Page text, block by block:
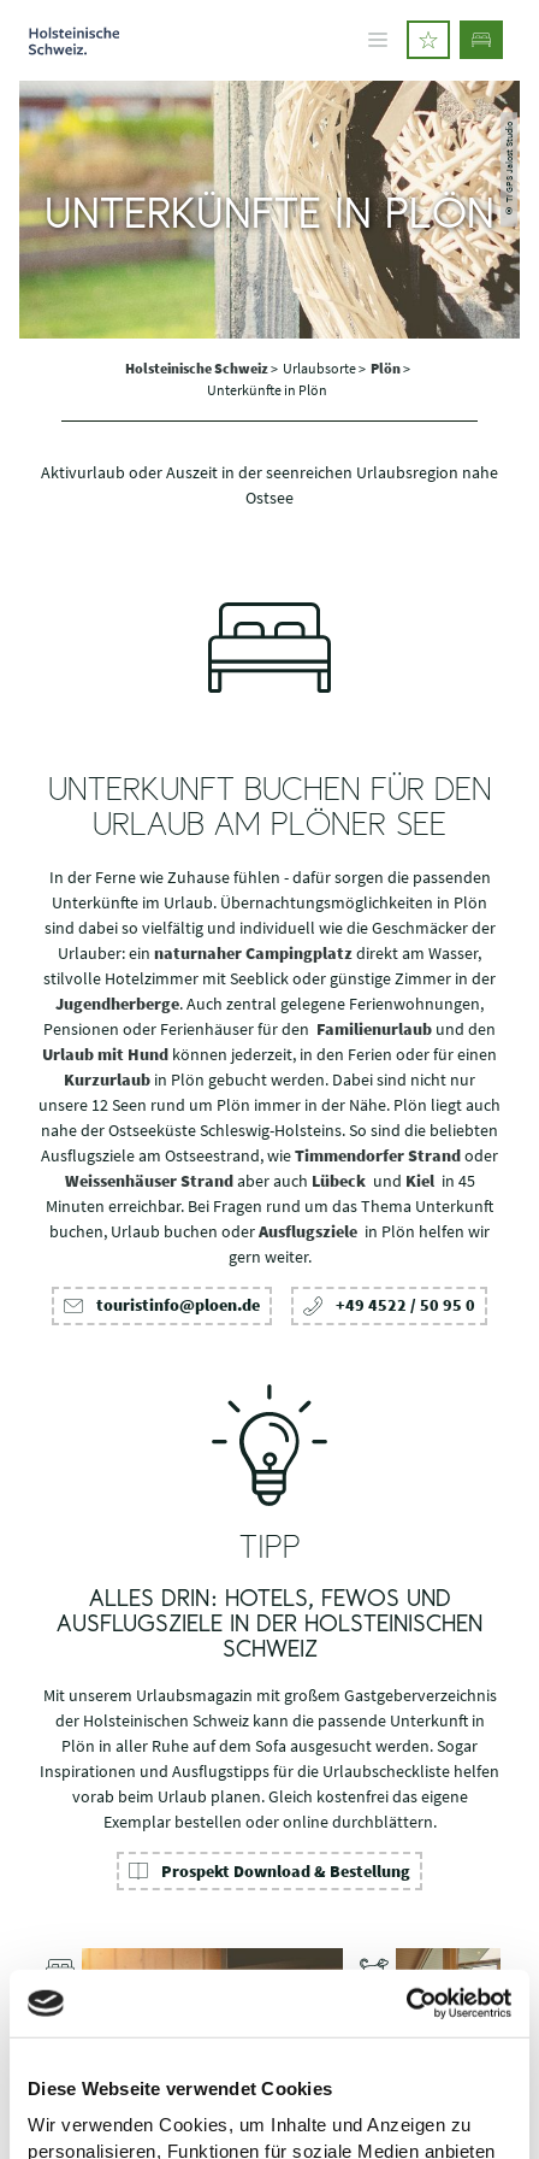
Diese Webseite verwendet Cookies
Wir verwenden Cookies, um Inhalte und Anzeigen zu
personalisieren, Funktionen für soziale Medien anbieten
© TI GPS Jalost Studio
UNTERKÜNFTE IN PLÖN
Holsteinische Schweiz> Urlaubsorte > Plön>
Unterkünfte in Plön
Aktivurlaub oder Auszeit in der seenreichen Urlaubsregion nahe
Ostsee
UNTERKUNFT BUCHEN FÜR DEN
URLAUB AM PLÖNER SEE
In der Ferne wie Zuhause fühlen - dafür sorgen die passenden
Unterkünfte im Urlaub. Übernachtungsmöglichkeiten in Plön
sind dabei so vielfältig und individuell wie die Geschmäcker der
Urlauber: ein naturnaher Campingplatzdirekt am Wasser,
stilvolle Hotelzimmer mit Seeblick oder günstige Zimmer in der
Jugendherberge. Auch zentral gelegene Ferienwohnungen,
Pensionen oder Ferienhäuser für den Familienurlaub und den
Urlaub mit Hund können jederzeit, in den Ferien oder für einen
Kurzurlaub in Plön gebucht werden. Dabei sind nicht nur
unsere 12 Seen rund um Plön immer in der Nähe. Plön liegt auch
nahe der Ostseeküste Schleswig-Holsteins. So sind die beliebten
Ausflugsziele am Ostseestrand, wieTimmendorfer Strandoder
Weissenhäuser Strandaber auch Lübeck und Kiel in 45
Minuten erreichbar. Bei Fragen rund um das Thema Unterkunft
buchen, Urlaub buchen oderAusflugsziele in Plön helfen wir
gern weiter.
touristinfo@ploen.de +49 4522 / 50 95 0
TIPP
ALLES DRIN: HOTELS, FEWOS UND
AUSFLUGSZIELE IN DER HOLSTEINISCHEN
SCHWEIZ
Mit unserem Urlaubsmagazin mit großem Gastgeberverzeichnis
der Holsteinischen Schweiz kann die passende Unterkunft in
Plön in aller Ruhe auf dem Sofa ausgesucht werden. Sogar
Inspirationen und Ausflugstipps für die Urlaubscheckliste helfen
vorab beim Urlaub planen. Gleich kostenfrei das eigene
Exemplar bestellen oder online durchblättern.
Prospekt Download & Bestellung
© TI GPS Jalost Studio
UNTERKÜ
NFTE MIT
© TZHS MOCANOX